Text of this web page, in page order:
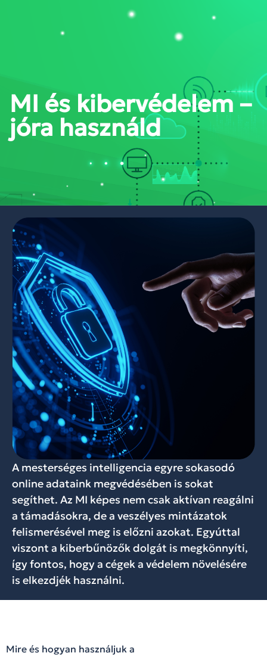
PORTÁL BELÉPÉS
MI és kibervédelem –
jóra használd
A mesterséges intelligencia egyre sokasodó
online adataink megvédésében is sokat
segíthet. Az MI képes nem csak aktívan reagálni
a támadásokra, de a veszélyes mintázatok
felismerésével meg is előzni azokat. Egyúttal
viszont a kiberbűnözők dolgát is megkönnyíti,
így fontos, hogy a cégek a védelem növelésére
is elkezdjék használni.
Mire és hogyan használjuk a